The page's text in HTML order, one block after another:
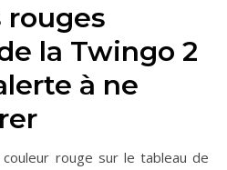
rouges
la Twingo 2
à ne
rouge sur le tableau de